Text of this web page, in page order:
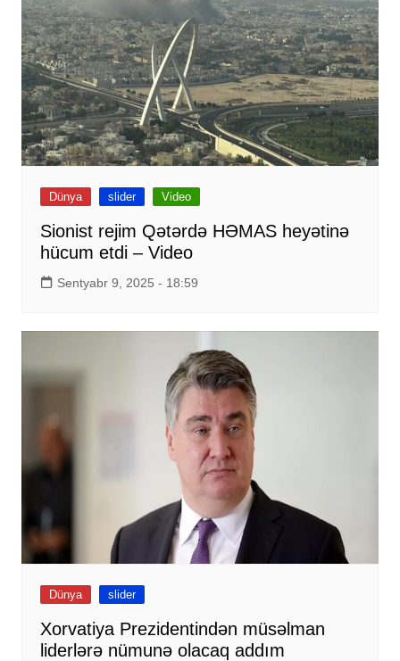
Dünya slider Video
Sionist rejim Qətərdə HƏMAS heyətinə
hücum etdi – Video
Sentyabr 9, 2025 - 18:59
Dünya slider
Xorvatiya Prezidentindən müsəlman
liderlərə nümunə olacaq addım